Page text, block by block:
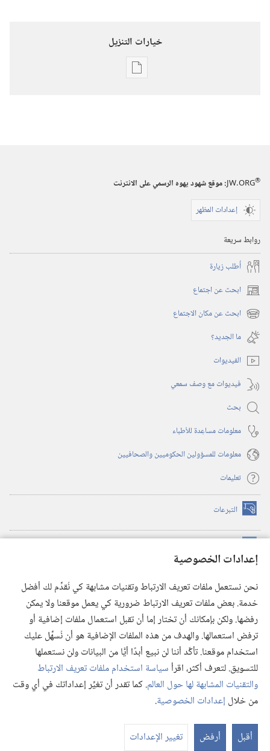
إعدادات الخصوصية
نحن نستعمل ملفات تعريف الارتباط وتقنيات مشابهة كي نُقدِّم لك أفضل
خدمة. بعض ملفات تعريف الارتباط ضرورية كي يعمل موقعنا ولا يمكن
رفضها. ولكن بإمكانك أن تختار إما أن تقبل استعمال ملفات إضافية أو
ترفض استعمالها. والهدف من هذه الملفات الإضافية هو أن نُسهِّل عليك
استخدام موقعنا. تأكَّد أننا لن نبيع أبدًا أيًّا من البيانات ولن نستعملها
للتسويق. لتعرف أكثر، اقرأسياسة استخدام ملفات تعريف الارتباط
والتقنيات المشابهة لها حول العالم. كما تقدر أن تغيِّر إعداداتك في أي وقت
من خلال إعدادات الخصوصية.
أقبل أرفض تغيير الإعدادات
خيارات التنزيل
خيارات
JW.ORG®
:‏ موقع شهود يهوه الرسمي على الانترنت
إعدادات المظهر
روابط سريعة
أُطلب زيارة
ابحث عن اجتماع (يفتح
نافذة ابحث عن مكان الاجتماع (يفتح
نافذة
جديدة)
ما الجديد؟‏
الفيديوات
فيديوات مع وصف سمعي
بحث
معلومات مساعِدة للأطباء
معلومات للمسؤولين الحكوميين والصحافيين
تعليمات
التبرعات (يفتح
نافذة
(يفتح
نافذة
(يفتح
نافذة
جديدة) تطبيق ®
JW Library
مكتبة برج المراقبة
© 2026 .Watch Tower Bible and Tract Society of Pennsylvania
شروط الاستخدام |